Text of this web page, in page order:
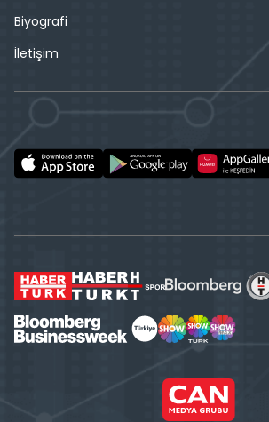
Biyografi
İletişim